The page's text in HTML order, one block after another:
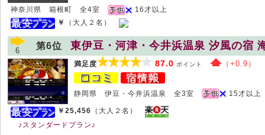
神奈川県 箱根町 全4室
16才以上
￥
（大人２名）
6 第6位 東伊豆・河津・今井浜温泉 汐風の宿
満足度 87.0 ポイント （+0.9）
静岡県 伊豆・今井浜温泉 全3室 15才以上
￥25,456 （大人２名）
♪スタンダードプラン♪